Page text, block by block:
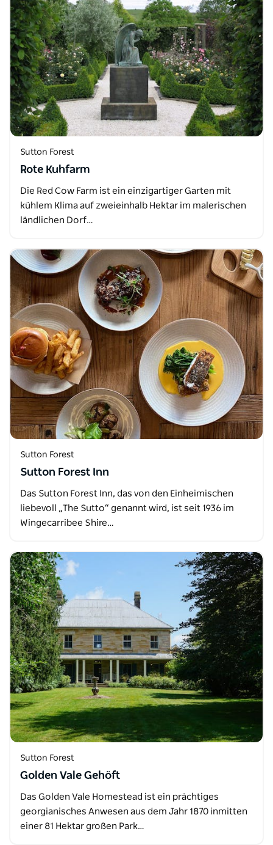
Sutton Forest
Rote Kuhfarm
Die Red Cow Farm ist ein einzigartiger Garten mit
kühlem Klima auf zweieinhalb Hektar im malerischen
ländlichen Dorf…
Sutton Forest
Sutton Forest Inn
Das Sutton Forest Inn, das von den Einheimischen
liebevoll „The Sutto“ genannt wird, ist seit 1936 im
Wingecarribee Shire…
Sutton Forest
Golden Vale Gehöft
Das Golden Vale Homestead ist ein prächtiges
georgianisches Anwesen aus dem Jahr 1870 inmitten
einer 81 Hektar großen Park…